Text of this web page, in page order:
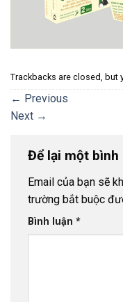
Trackbacks are closed, but
← Previous
Next →
Để lại một bình
Email của bạn sẽ
trường bắt buộc
Bình luận *